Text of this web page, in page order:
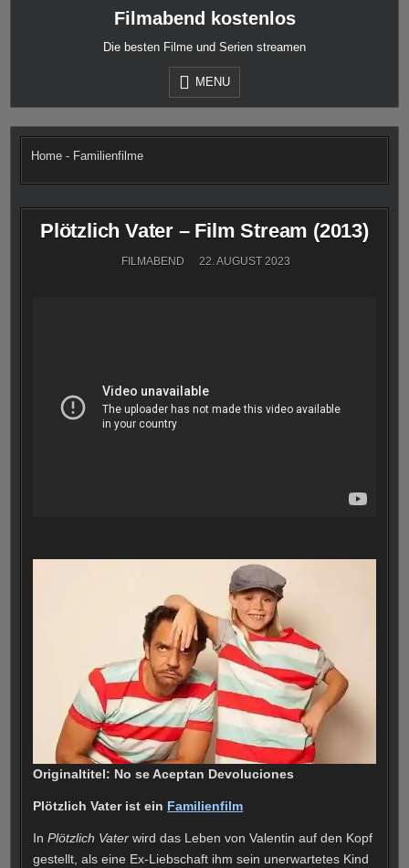
Filmabend kostenlos
Die besten Filme und Serien streamen
MENU
Home - Familienfilme
Plötzlich Vater – Film Stream (2013)
FILMABEND 22. AUGUST 2023
Originaltitel: No se Aceptan Devoluciones
Plötzlich Vater ist ein Familienfilm
InPlötzlich Vater wird das Leben von Valentin auf den Kopf
gestellt, als eine Ex-Liebschaft ihm sein unerwartetes Kind